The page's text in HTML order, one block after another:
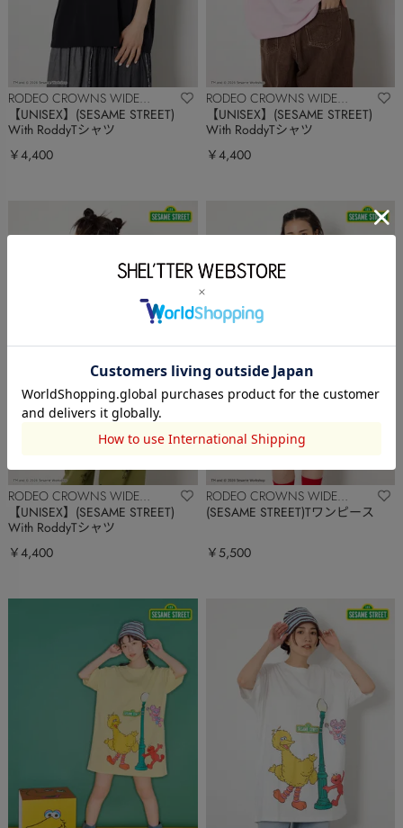
RODEO CROWNS WIDE
BOWL
【UNISEX】(SESAME STREET)
With RoddyTシャツ
￥4,400
RODEO CROWNS WIDE
BOWL
【UNISEX】(SESAME STREET)
With RoddyTシャツ
￥4,400
RODEO CROWNS WIDE
BOWL
【UNISEX】(SESAME STREET)
With RoddyTシャツ
￥4,400
RODEO CROWNS WIDE
BOWL
(SESAME STREET)Tワンピース
￥5,500